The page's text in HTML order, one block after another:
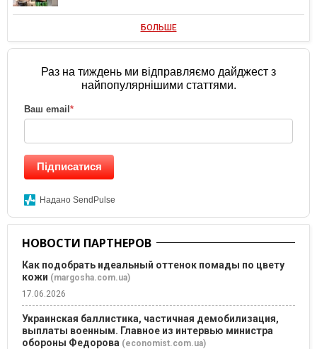
БОЛЬШЕ
Раз на тиждень ми відправляємо дайджест з
найпопулярнішими статтями.
Ваш email*
Підписатися
Надано SendPulse
НОВОСТИ ПАРТНЕРОВ
Как подобрать идеальный оттенок помады по цвету
кожи (margosha.com.ua)
17.06.2026
Украинская баллистика, частичная демобилизация,
выплаты военным. Главное из интервью министра
обороны Федорова (economist.com.ua)